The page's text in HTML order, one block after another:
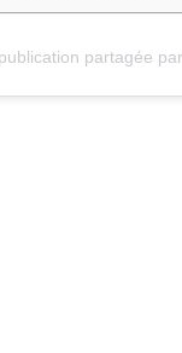
partagée